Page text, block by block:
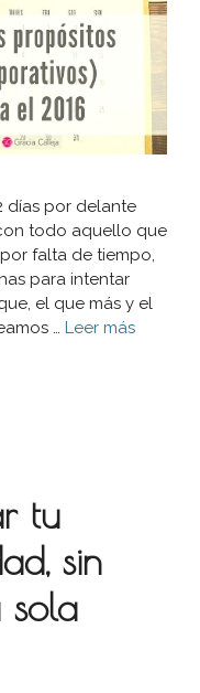
días por delante
todo aquello que
falta de tiempo,
para intentar
el que más y el
… Leer más
tu
sin